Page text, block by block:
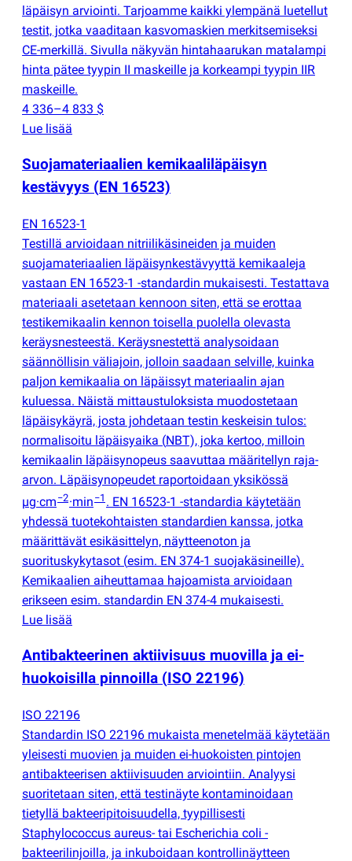
läpäisyn arviointi. Tarjoamme kaikki ylempänä luetellut
testit, jotka vaaditaan kasvomaskien merkitsemiseksi
CE-merkillä. Sivulla näkyvän hintahaarukan matalampi
hinta pätee tyypin II maskeille ja korkeampi tyypin IIR
maskeille.
4 336–4 833 $
Lue lisää
Suojamateriaalien kemikaaliläpäisyn
kestävyys (EN 16523)
EN 16523-1
Testillä arvioidaan nitriilikäsineiden ja muiden
suojamateriaalien läpäisynkestävyyttä kemikaaleja
vastaan EN 16523-1 -standardin mukaisesti. Testattava
materiaali asetetaan kennoon siten, että se erottaa
testikemikaalin kennon toisella puolella olevasta
keräysnesteestä. Keräysnestettä analysoidaan
säännöllisin väliajoin, jolloin saadaan selville, kuinka
paljon kemikaalia on läpäissyt materiaalin ajan
kuluessa. Näistä mittaustuloksista muodostetaan
läpäisykäyrä, josta johdetaan testin keskeisin tulos:
normalisoitu läpäisyaika (NBT), joka kertoo, milloin
kemikaalin läpäisynopeus saavuttaa määritellyn raja-
arvon. Läpäisynopeudet raportoidaan yksikössä
µg·cm −2·min −1 . EN 16523-1 -standardia käytetään
yhdessä tuotekohtaisten standardien kanssa, jotka
määrittävät esikäsittelyn, näytteenoton ja
suorituskykytasot (esim. EN 374-1 suojakäsineille).
Kemikaalien aiheuttamaa hajoamista arvioidaan
erikseen esim. standardin EN 374-4 mukaisesti.
Lue lisää
Antibakteerinen aktiivisuus muovilla ja ei-
huokoisilla pinnoilla (ISO 22196)
ISO 22196
Standardin ISO 22196 mukaista menetelmää käytetään
yleisesti muovien ja muiden ei-huokoisten pintojen
antibakteerisen aktiivisuuden arviointiin. Analyysi
suoritetaan siten, että testinäyte kontaminoidaan
tietyllä bakteeripitoisuudella, tyypillisesti
Staphylococcus aureus- tai Escherichia coli -
bakteerilinjoilla, ja inkuboidaan kontrollinäytteen